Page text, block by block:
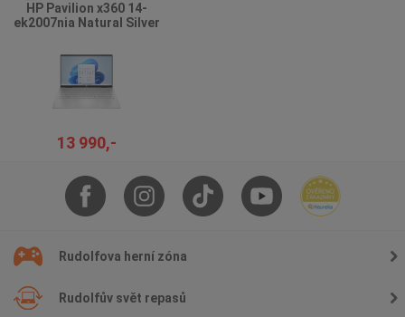
HP Pavilion x360 14-
ek2007nia Natural Silver
13 990,-
Rudolfova herní zóna
Rudolfův svět repasů